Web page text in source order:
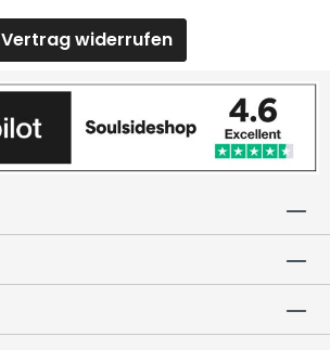
Vertrag widerrufen